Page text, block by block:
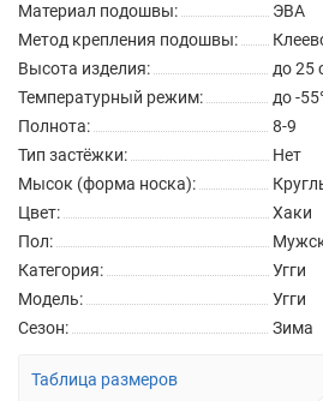
Материал подошвы:
ЭВА
Метод крепления подошвы:
Высота изделия:
до 25
Температурный режим:
до -
Полнота:
8-9
Тип застёжки:
Нет
Мысок (форма носка):
Цвет:
Хаки
Пол:
Категория:
Угги
Модель:
Угги
Сезон:
Зима
Таблица размеров